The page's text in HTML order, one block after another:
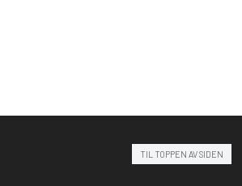
TIL TOPPEN AV SIDEN